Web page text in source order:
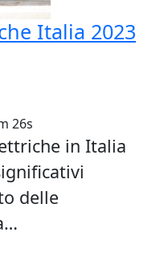
Italia 2023
26s
in Italia
delle